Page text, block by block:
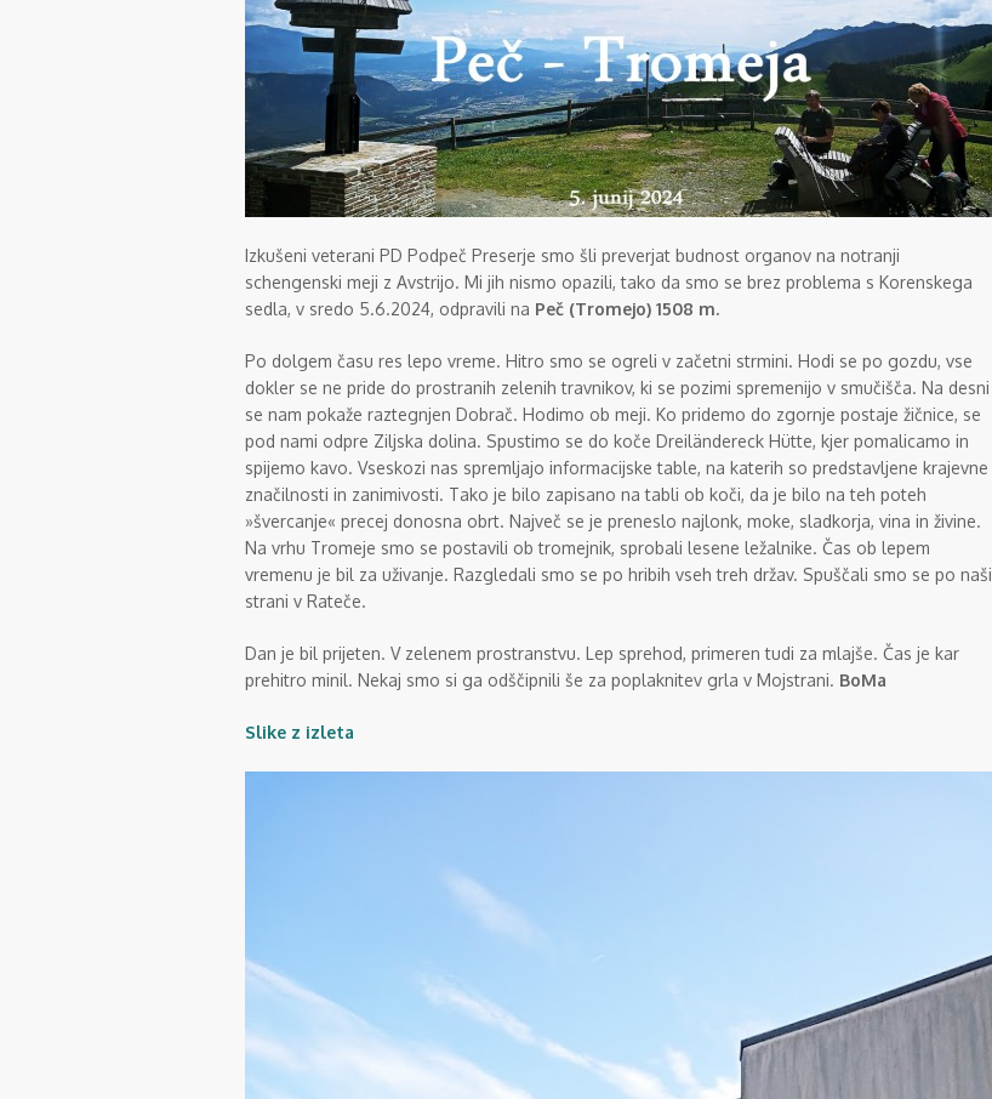
Izkušeni veterani PD Podpeč Preserje smo šli preverjat budnost organov na notranji
schengenski meji z Avstrijo. Mi jih nismo opazili, tako da smo se brez problema s Korenskega
sedla, v sredo 5.6.2024, odpravili na Peč (Tromejo) 1508 m.
Po dolgem času res lepo vreme. Hitro smo se ogreli v začetni strmini. Hodi se po gozdu, vse
dokler se ne pride do prostranih zelenih travnikov, ki se pozimi spremenijo v smučišča. Na desni
se nam pokaže raztegnjen Dobrač. Hodimo ob meji. Ko pridemo do zgornje postaje žičnice, se
pod nami odpre Ziljska dolina. Spustimo se do koče Dreiländereck Hütte, kjer pomalicamo in
spijemo kavo. Vseskozi nas spremljajo informacijske table, na katerih so predstavljene krajevne
značilnosti in zanimivosti. Tako je bilo zapisano na tabli ob koči, da je bilo na teh poteh
»švercanje« precej donosna obrt. Največ se je preneslo najlonk, moke, sladkorja, vina in živine.
Na vrhu Tromeje smo se postavili ob tromejnik, sprobali lesene ležalnike. Čas ob lepem
vremenu je bil za uživanje. Razgledali smo se po hribih vseh treh držav. Spuščali smo se po naši
strani v Rateče.
Dan je bil prijeten. V zelenem prostranstvu. Lep sprehod, primeren tudi za mlajše. Čas je kar
prehitro minil. Nekaj smo si ga odščipnili še za poplaknitev grla v Mojstrani. BoMa
Slike z izleta